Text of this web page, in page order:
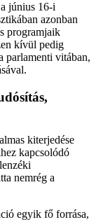
június 16-i
azonban
programjaik
kívül pedig
parlamenti vitában,
kiterjedése
kapcsolódó
nemrég a
egyik fő forrása,